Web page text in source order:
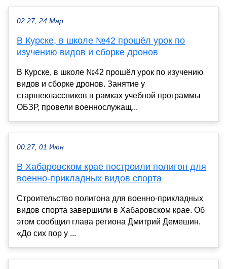
02:27, 24 Мар
В Курске, в школе №42 прошёл урок по
изучению видов и сборке дронов
В Курске, в школе №42 прошёл урок по изучению
видов и сборке дронов. Занятие у
старшеклассников в рамках учебной программы
ОБЗР, провели военнослужащ...
00:27, 01 Июн
В Хабаровском крае построили полигон для
военно-прикладных видов спорта
Строительство полигона для военно-прикладных
видов спорта завершили в Хабаровском крае. Об
этом сообщил глава региона Дмитрий Демешин.
«До сих пор у ...